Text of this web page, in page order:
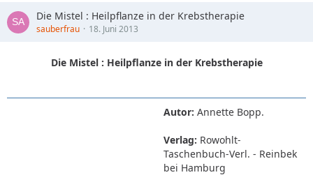
Die Mistel : Heilpflanze in der Krebstherapie
sauberfrau 18. Juni 2013
Die Mistel : Heilpflanze in der Krebstherapie
Autor: Annette Bopp.
Verlag: Rowohlt-
Taschenbuch-Verl. - Reinbek
bei Hamburg